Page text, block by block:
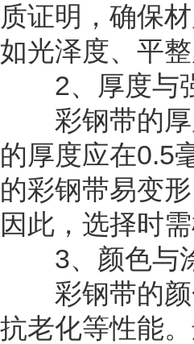
质证明，确保
如光泽度、平
2、厚度与
彩钢带的厚
的厚度应在0.5
的彩钢带易变
因此，选择时
3、颜色与
彩钢带的颜
抗老化等性能